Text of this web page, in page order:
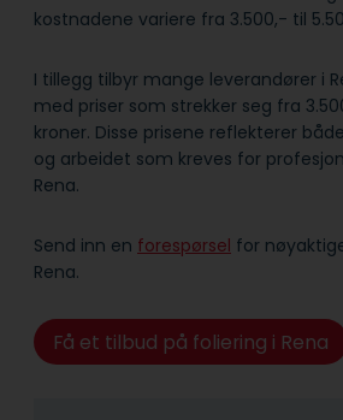
kostnadene variere fra 3.500,- til
I tillegg tilbyr mange leverandører i
med priser som strekker seg fra
kroner. Disse prisene reflekterer
og arbeidet som kreves for
Rena.
Send inn en forespørsel for
Rena.
Få et tilbud på foliering i Rena